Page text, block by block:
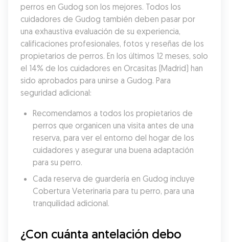
perros en Gudog son los mejores. Todos los
cuidadores de Gudog también deben pasar por
una exhaustiva evaluación de su experiencia,
calificaciones profesionales, fotos y reseñas de los
propietarios de perros. En los últimos 12 meses, solo
el 14% de los cuidadores en Orcasitas (Madrid) han
sido aprobados para unirse a Gudog. Para
seguridad adicional:
Recomendamos a todos los propietarios de
perros que organicen una visita antes de una
reserva, para ver el entorno del hogar de los
cuidadores y asegurar una buena adaptación
para su perro.
Cada reserva de guardería en Gudog incluye
Cobertura Veterinaria para tu perro, para una
tranquilidad adicional.
¿Con cuánta antelación debo